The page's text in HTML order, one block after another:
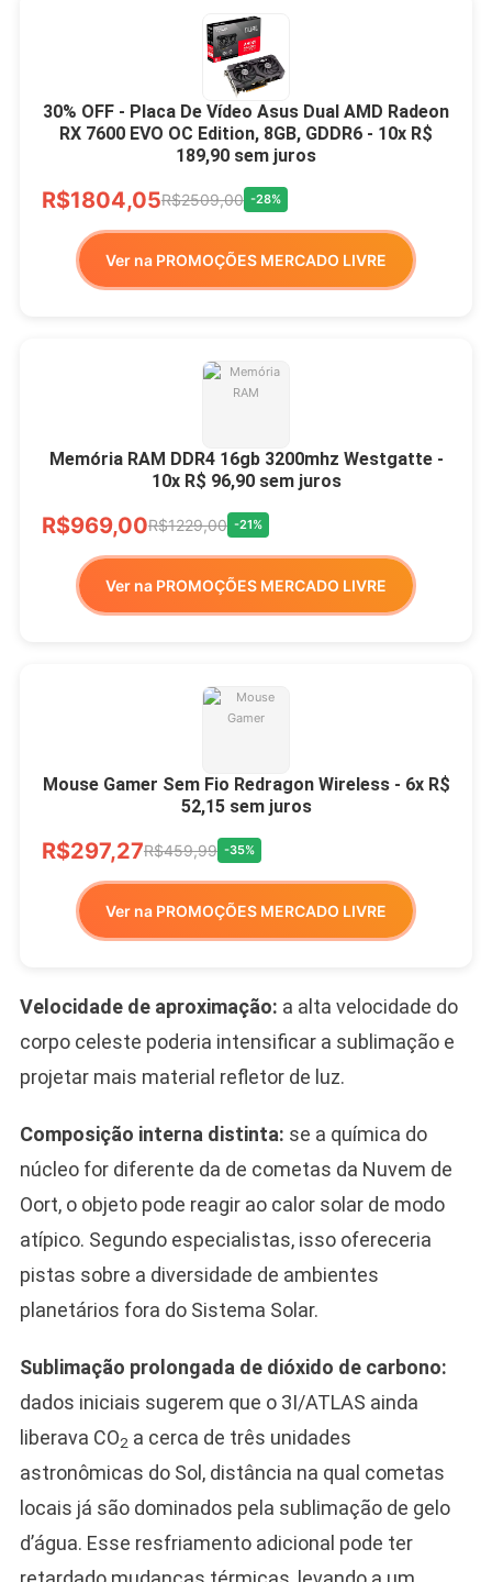
30% OFF - Placa De Vídeo Asus Dual AMD Radeon
RX 7600 EVO OC Edition, 8GB, GDDR6 - 10x R$
189,90 sem juros
R$1804,05R$2509,00 -28%
Ver na PROMOÇÕES MERCADO LIVRE
Memória RAM DDR4 16gb 3200mhz Westgatte -
10x R$ 96,90 sem juros
R$969,00R$1229,00 -21%
Ver na PROMOÇÕES MERCADO LIVRE
Mouse Gamer Sem Fio Redragon Wireless - 6x R$
52,15 sem juros
R$297,27R$459,99 -35%
Ver na PROMOÇÕES MERCADO LIVRE
Velocidade de aproximação: a alta velocidade do
corpo celeste poderia intensificar a sublimação e
projetar mais material refletor de luz.
Composição interna distinta: se a química do
núcleo for diferente da de cometas da Nuvem de
Oort, o objeto pode reagir ao calor solar de modo
atípico. Segundo especialistas, isso ofereceria
pistas sobre a diversidade de ambientes
planetários fora do Sistema Solar.
Sublimação prolongada de dióxido de carbono:
dados iniciais sugerem que o 3I/ATLAS ainda
liberava CO2 a cerca de três unidades
astronômicas do Sol, distância na qual cometas
locais já são dominados pela sublimação de gelo
d’água. Esse resfriamento adicional pode ter